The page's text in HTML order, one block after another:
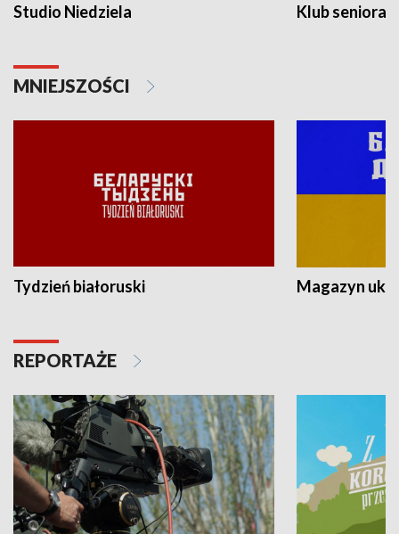
Studio Niedziela Klub seniora
MNIEJSZOŚCI
Tydzień białoruski Magazyn
REPORTAŻE